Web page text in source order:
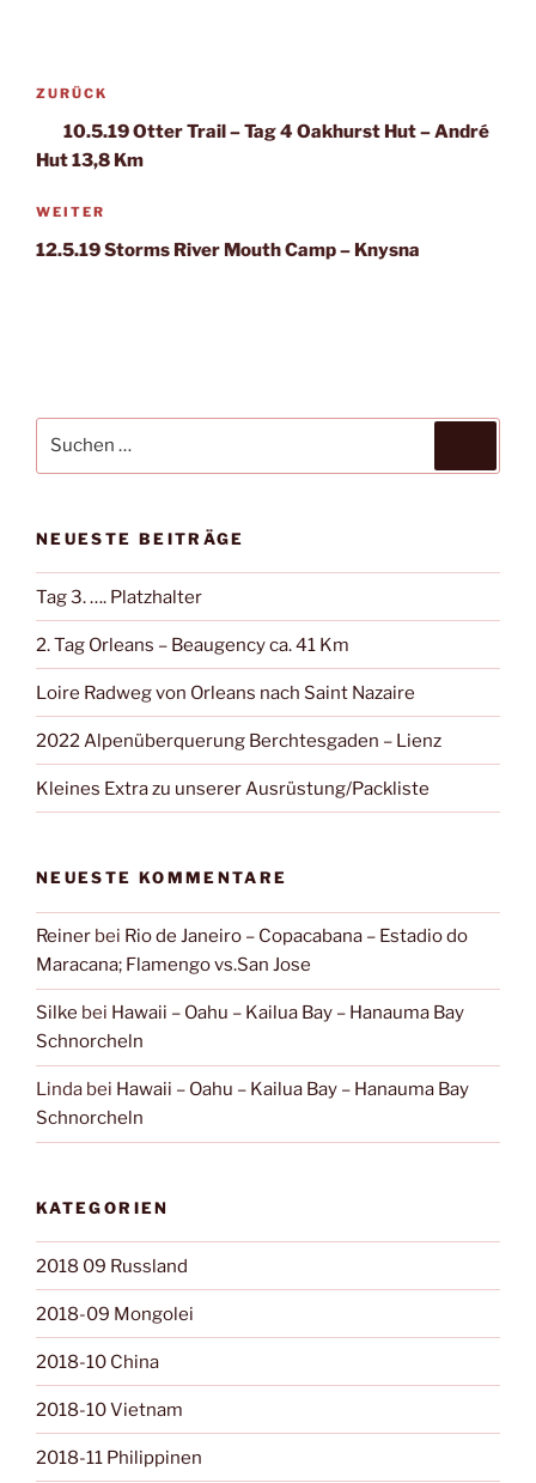
Beitragsnavigation
Vorheriger
Beitrag
ZURÜCK
10.5.19 Otter Trail – Tag 4 Oakhurst Hut – André
Hut 13,8 Km
Nächster
Beitrag
WEITER
12.5.19 Storms River Mouth Camp – Knysna
nach:
NEUESTE BEITRÄGE
Tag 3. …. Platzhalter
2. Tag Orleans – Beaugency ca. 41 Km
Loire Radweg von Orleans nach Saint Nazaire
2022 Alpenüberquerung Berchtesgaden – Lienz
Kleines Extra zu unserer Ausrüstung/Packliste
NEUESTE KOMMENTARE
Reiner bei Rio de Janeiro – Copacabana – Estadio do
Maracana; Flamengo vs.San Jose
Silke bei Hawaii – Oahu – Kailua Bay – Hanauma Bay
Schnorcheln
Linda bei Hawaii – Oahu – Kailua Bay – Hanauma Bay
Schnorcheln
KATEGORIEN
2018 09 Russland
2018-09 Mongolei
2018-10 China
2018-10 Vietnam
2018-11 Philippinen